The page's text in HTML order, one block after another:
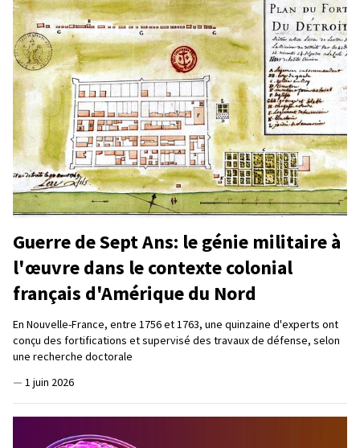
Guerre de Sept Ans: le génie militaire à
l'œuvre dans le contexte colonial
français d'Amérique du Nord
En Nouvelle-France, entre 1756 et 1763, une quinzaine d'experts ont
conçu des fortifications et supervisé des travaux de défense, selon
une recherche doctorale
— 1 juin 2026